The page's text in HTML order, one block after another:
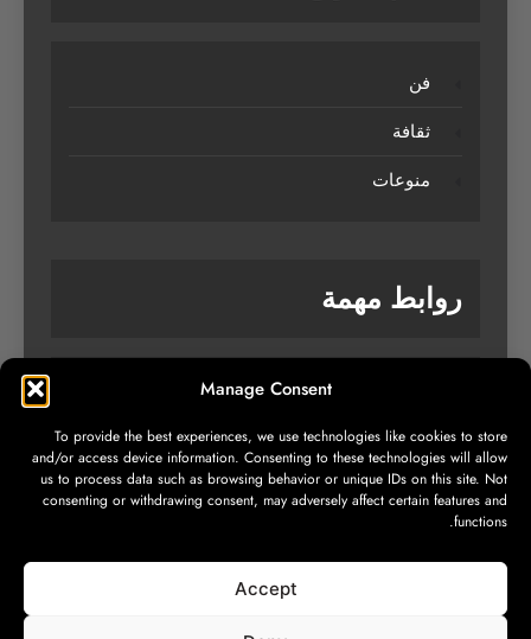
Manage Consent
To provide the best experiences, we use technologies like cookies to store
and/or access device information. Consenting to these technologies will allow
us to process data such as browsing behavior or unique IDs on this site. Not
consenting or withdrawing consent, may adversely affect certain features and
functions.
Accept
فن
ثقافة
منوعات
روابط مهمة
تواصل معنا
سياسة الخصوصية